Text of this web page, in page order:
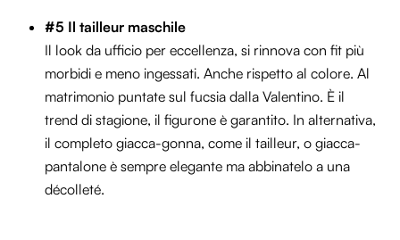
#5 Il tailleur maschile
Il look da ufficio per eccellenza, si rinnova con fit più
morbidi e meno ingessati. Anche rispetto al colore. Al
matrimonio puntate sul fucsia dalla Valentino. È il
trend di stagione, il figurone è garantito. In alternativa,
il completo giacca-gonna, come il tailleur, o giacca-
pantalone è sempre elegante ma abbinatelo a una
décolleté.